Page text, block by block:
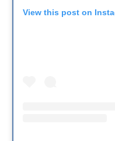
View this post on